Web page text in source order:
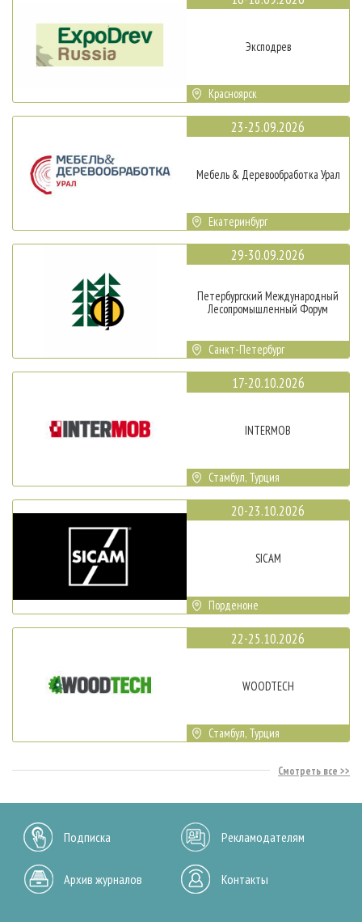
Эксподрев
Красноярск
23-25.09.2026
Мебель & Деревообработка Урал
Екатеринбург
29-30.09.2026
Петербургский Международный
Лесопромышленный Форум
Санкт-Петербург
17-20.10.2026
INTERMOB
Стамбул, Турция
20-23.10.2026
SICAM
Порденоне
22-25.10.2026
WOODTECH
Стамбул, Турция
Смотреть все
Подписка Рекламодателям
Архив журналов Контакты